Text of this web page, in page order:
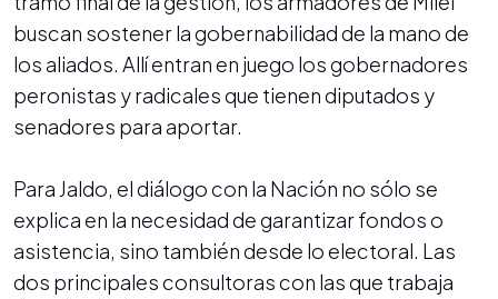
buscan sostener la gobernabilidad de la mano de
los aliados. Allí entran en juego los gobernadores
peronistas y radicales que tienen diputados y
senadores para aportar.
Para Jaldo, el diálogo con la Nación no sólo se
explica en la necesidad de garantizar fondos o
asistencia, sino también desde lo electoral. Las
dos principales consultoras con las que trabaja